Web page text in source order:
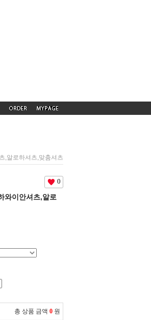
,알로하셔츠,맞춤셔츠
0
와이안셔츠,알로
총 상품 금액 0 원